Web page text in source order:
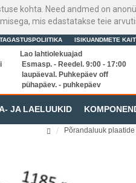
kohta. Need andmed on
mis edastatakse teie
TAGASTUSPOLIITIKA ISIKUANDMETE
Lao lahtiolekuajad
Esmasp. - Reedel. 9:00 - 17:00
laupäeval. Puhkepäev off
pühapäev. - puhkepäev
JA LAELUUKID
Põrandaluuk